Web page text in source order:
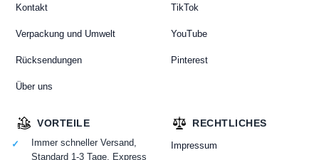
Kontakt
Verpackung und Umwelt
Rücksendungen
Über uns
TikTok
YouTube
Pinterest
RECHTLICHES
Impressum
VORTEILE
Immer schneller Versand,
Standard 1-3 Tage, Express